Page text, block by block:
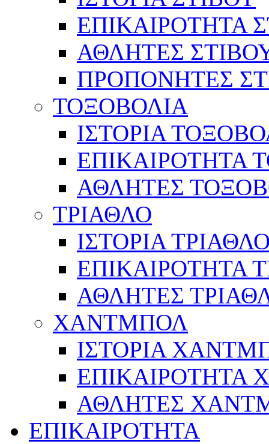
ΕΠΙΚΑΙΡΟΤΗΤΑ
ΑΘΛΗΤΕΣ
ΠΡΟΠΟΝΗΤΕΣ
ΤΟΞΟΒΟΛΙΑ
ΙΣΤΟΡΙΑ
ΕΠΙΚΑΙΡΟΤΗΤΑ
ΑΘΛΗΤΕΣ
ΤΡΙΑΘΛΟ
ΙΣΤΟΡΙΑ
ΕΠΙΚΑΙΡΟΤΗΤΑ
ΑΘΛΗΤΕΣ
ΧΑΝΤΜΠΟΛ
ΙΣΤΟΡΙΑ
ΕΠΙΚΑΙΡΟΤΗΤΑ
ΑΘΛΗΤΕΣ
ΕΠΙΚΑΙΡΟΤΗΤΑ